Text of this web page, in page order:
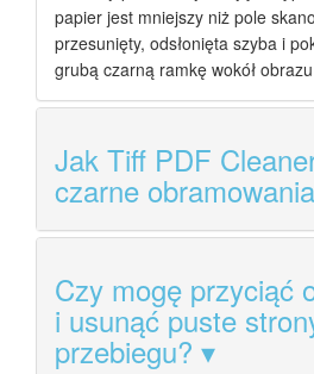
papier jest mniejszy niż pole
przesunięty, odsłonięta szyba i
grubą czarną ramkę wokół
Jak Tiff PDF
czarne
Czy mogę przyciąć
i usunąć puste
przebiegu?